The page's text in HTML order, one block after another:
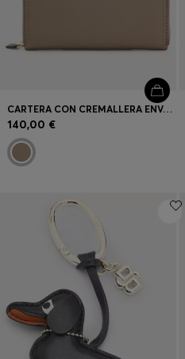
CARTERA CON CREMALLERA ENVOLVENTE EN PIEL GRANULADA CON LETRAS DE LOGO METÁLICAS
140,00 €